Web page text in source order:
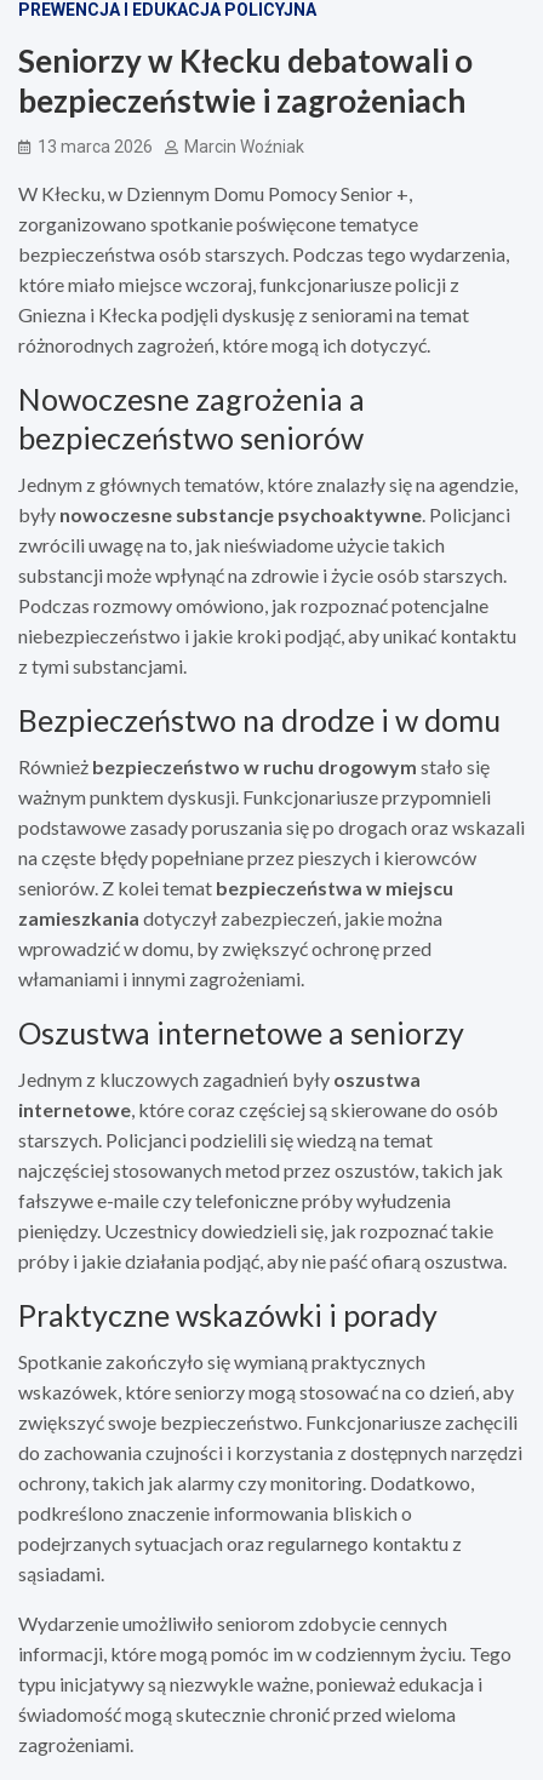
PREWENCJA I EDUKACJA POLICYJNA
Seniorzy w Kłecku debatowali o
bezpieczeństwie i zagrożeniach
13 marca 2026 Marcin Woźniak
W Kłecku, w Dziennym Domu Pomocy Senior +,
zorganizowano spotkanie poświęcone tematyce
bezpieczeństwa osób starszych. Podczas tego wydarzenia,
które miało miejsce wczoraj, funkcjonariusze policji z
Gniezna i Kłecka podjęli dyskusję z seniorami na temat
różnorodnych zagrożeń, które mogą ich dotyczyć.
Nowoczesne zagrożenia a
bezpieczeństwo seniorów
Jednym z głównych tematów, które znalazły się na agendzie,
były nowoczesne substancje psychoaktywne. Policjanci
zwrócili uwagę na to, jak nieświadome użycie takich
substancji może wpłynąć na zdrowie i życie osób starszych.
Podczas rozmowy omówiono, jak rozpoznać potencjalne
niebezpieczeństwo i jakie kroki podjąć, aby unikać kontaktu
z tymi substancjami.
Bezpieczeństwo na drodze i w domu
Również bezpieczeństwo w ruchu drogowym stało się
ważnym punktem dyskusji. Funkcjonariusze przypomnieli
podstawowe zasady poruszania się po drogach oraz wskazali
na częste błędy popełniane przez pieszych i kierowców
seniorów. Z kolei temat bezpieczeństwa w miejscu
zamieszkania dotyczył zabezpieczeń, jakie można
wprowadzić w domu, by zwiększyć ochronę przed
włamaniami i innymi zagrożeniami.
Oszustwa internetowe a seniorzy
Jednym z kluczowych zagadnień były oszustwa
internetowe, które coraz częściej są skierowane do osób
starszych. Policjanci podzielili się wiedzą na temat
najczęściej stosowanych metod przez oszustów, takich jak
fałszywe e-maile czy telefoniczne próby wyłudzenia
pieniędzy. Uczestnicy dowiedzieli się, jak rozpoznać takie
próby i jakie działania podjąć, aby nie paść ofiarą oszustwa.
Praktyczne wskazówki i porady
Spotkanie zakończyło się wymianą praktycznych
wskazówek, które seniorzy mogą stosować na co dzień, aby
zwiększyć swoje bezpieczeństwo. Funkcjonariusze zachęcili
do zachowania czujności i korzystania z dostępnych narzędzi
ochrony, takich jak alarmy czy monitoring. Dodatkowo,
podkreślono znaczenie informowania bliskich o
podejrzanych sytuacjach oraz regularnego kontaktu z
sąsiadami.
Wydarzenie umożliwiło seniorom zdobycie cennych
informacji, które mogą pomóc im w codziennym życiu. Tego
typu inicjatywy są niezwykle ważne, ponieważ edukacja i
świadomość mogą skutecznie chronić przed wieloma
zagrożeniami.